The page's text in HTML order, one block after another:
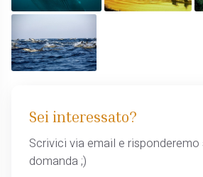
Sei interessato?
Scrivici via email e risponderemo
domanda ;)